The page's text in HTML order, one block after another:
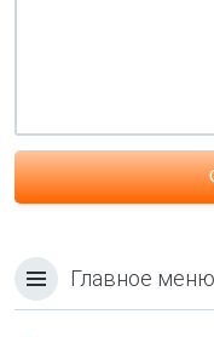
Главное меню